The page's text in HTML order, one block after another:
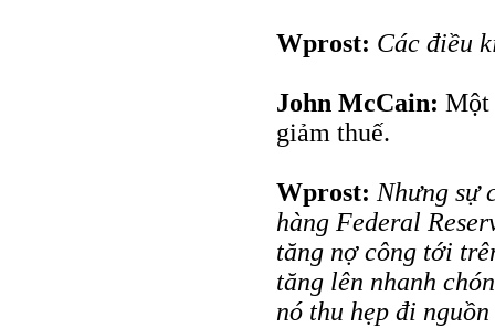
Wprost: Các điều
John McCain: Một
giảm thuế.
Wprost: Nhưng sự
hàng Federal
tăng nợ công tới
tăng lên nhanh
nó thu hẹp đi